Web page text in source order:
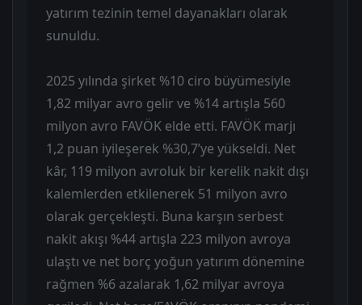
yatırım tezinin temel dayanakları olarak
sunuldu.
2025 yılında şirket %10 ciro büyümesiyle
1,82 milyar avro gelir ve %14 artışla 560
milyon avro FAVÖK elde etti. FAVÖK marjı
1,2 puan iyileşerek %30,7’ye yükseldi. Net
kâr, 119 milyon avroluk bir kerelik nakit dışı
kalemlerden etkilenerek 51 milyon avro
olarak gerçekleşti. Buna karşın serbest
nakit akışı %44 artışla 223 milyon avroya
ulaştı ve net borç yoğun yatırım dönemine
rağmen %6 azalarak 1,62 milyar avroya